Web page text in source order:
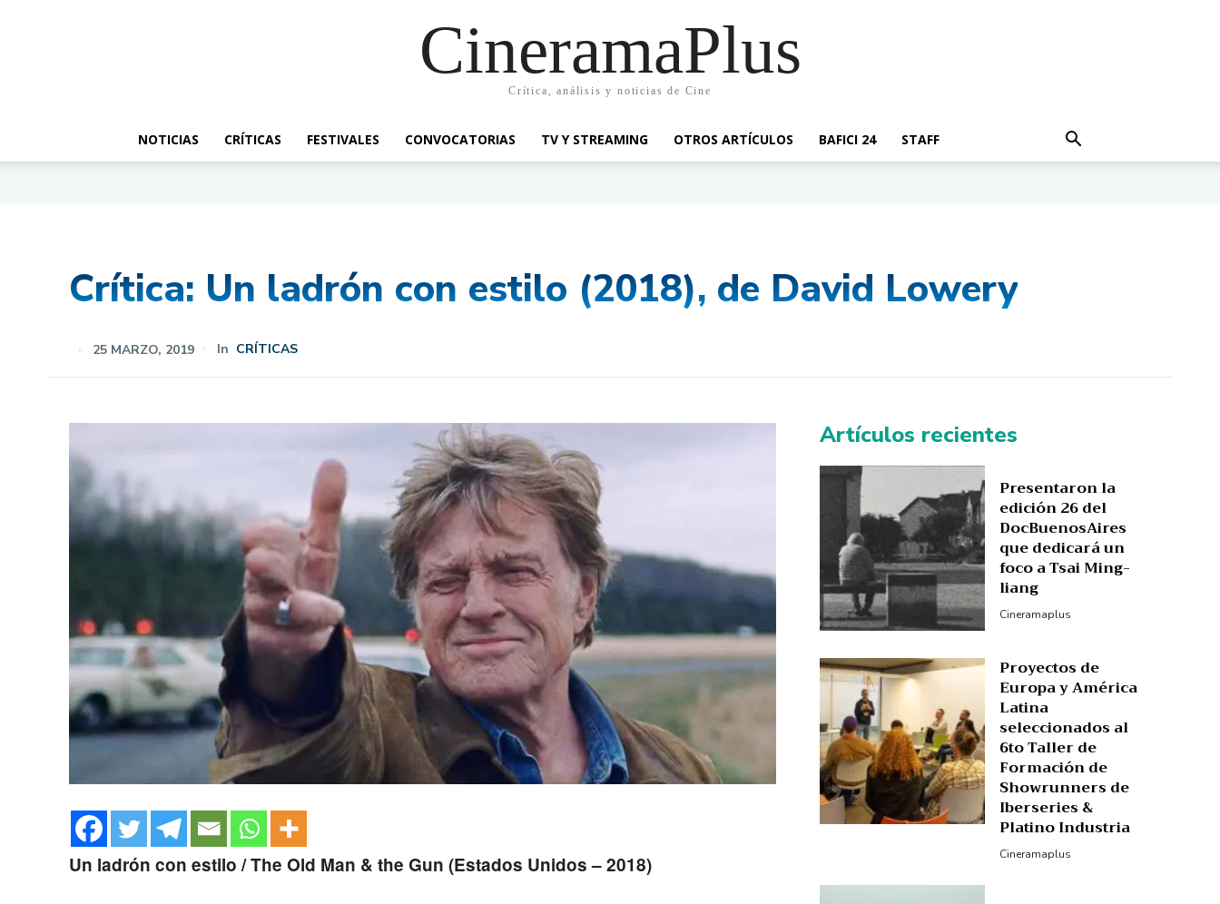
CineramaPlus
Crítica, análisis y noticias de Cine
NOTICIAS CRÍTICAS FESTIVALES CONVOCATORIAS TV Y STREAMING OTROS ARTÍCULOS BAFICI 24 STAFF
Crítica: Un ladrón con estilo (2018), de David Lowery
25 MARZO, 2019 In CRÍTICAS
Un ladrón con estilo / The Old Man & the Gun (Estados Unidos – 2018)
Artículos recientes
Presentaron la
edición 26 del
DocBuenosAires
que dedicará un
foco a Tsai Ming-
liang
Cineramaplus
Proyectos de
Europa y América
Latina
seleccionados al
6to Taller de
Formación de
Showrunners de
Iberseries &
Platino Industria
Cineramaplus